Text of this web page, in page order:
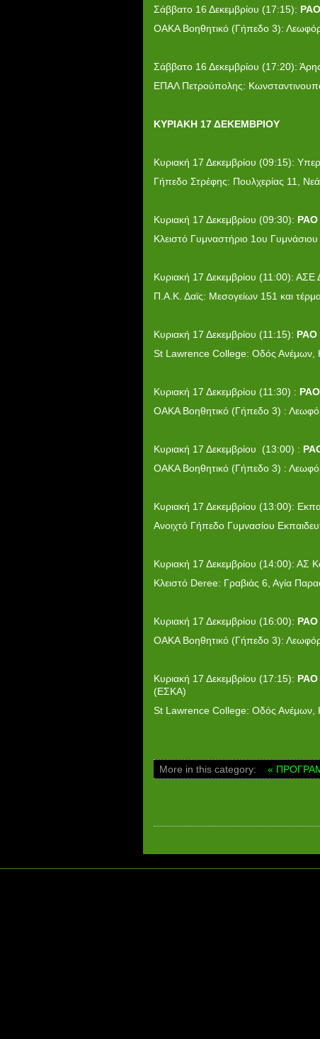
Σάββατο 16 Δεκεμβρίου (17:15): PAO
ΟΑΚΑ Βοηθητικό (Γήπεδο 3):
Σάββατο 16 Δεκεμβρίου (17:20):
ΕΠΑΛ Πετρούπολης:
ΚΥΡΙΑΚΗ 17 ΔΕΚΕΜΒΡΙΟΥ
Κυριακή 17 Δεκεμβρίου (09:15):
Γήπεδο Στρέφης: Πουλχερίας 11,
Κυριακή 17 Δεκεμβρίου (09:30): PAO
Κλειστό Γυμναστήριο 1ου
Κυριακή 17 Δεκεμβρίου (11:00): ΑΣΕ
Π.Α.Κ. Δαϊς: Μεσογείων 151 και
Κυριακή 17 Δεκεμβρίου (11:15): PAO
St Lawrence College: Οδός Ανέμων,
Κυριακή 17 Δεκεμβρίου (11:30) :
ΟΑΚΑ Βοηθητικό (Γήπεδο 3) :
Κυριακή 17 Δεκεμβρίου (13:00) :
ΟΑΚΑ Βοηθητικό (Γήπεδο 3) :
Κυριακή 17 Δεκεμβρίου (13:00):
Ανοιχτό Γήπεδο Γυμνασίου
Κυριακή 17 Δεκεμβρίου (14:00): ΑΣ
Κλειστό Deree: Γραβιάς 6, Αγία
Κυριακή 17 Δεκεμβρίου (16:00): PAO
ΟΑΚΑ Βοηθητικό (Γήπεδο 3):
Κυριακή 17 Δεκεμβρίου (17:15): PAO
St Lawrence College: Οδός Ανέμων,
More in this category: «